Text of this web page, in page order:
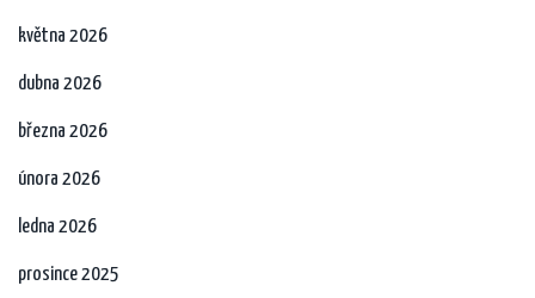
května 2026
dubna 2026
března 2026
února 2026
ledna 2026
prosince 2025